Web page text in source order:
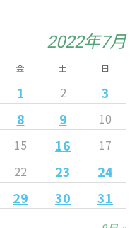
2022年7月
金 土 日
1 2
3
8 9
10
15 16
17
22 23
24
29 30 31